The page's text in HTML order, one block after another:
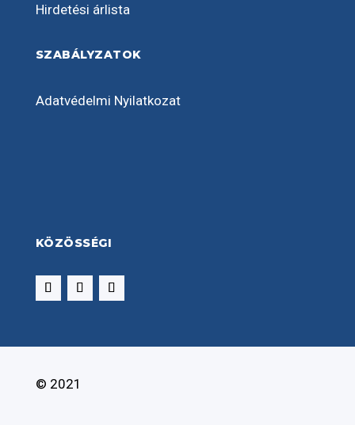
Hirdetési árlista
SZABÁLYZATOK
Adatvédelmi Nyilatkozat
KÖZÖSSÉGI
© 2021